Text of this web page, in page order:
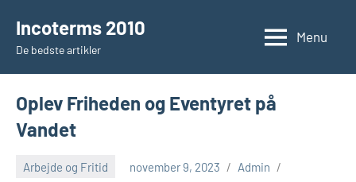
indhold
Incoterms 2010
De bedste artikler
Menu
Oplev Friheden og Eventyret på
Vandet
Arbejde og Fritid november 9, 2023 Admin